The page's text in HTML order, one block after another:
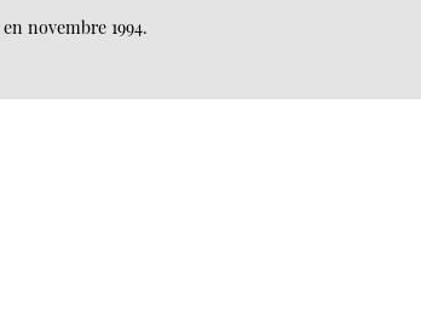
en novembre 1994.